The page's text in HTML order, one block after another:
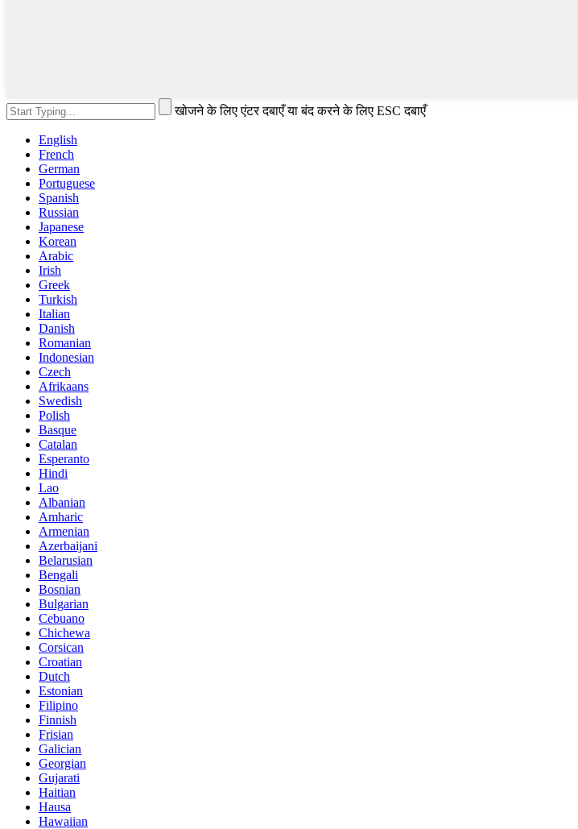
खोजने के लिए एंटर दबाएँ या बंद करने के लिए ESC दबाएँ
English
French
German
Portuguese
Spanish
Russian
Japanese
Korean
Arabic
Irish
Greek
Turkish
Italian
Danish
Romanian
Indonesian
Czech
Afrikaans
Swedish
Polish
Basque
Catalan
Esperanto
Hindi
Lao
Albanian
Amharic
Armenian
Azerbaijani
Belarusian
Bengali
Bosnian
Bulgarian
Cebuano
Chichewa
Corsican
Croatian
Dutch
Estonian
Filipino
Finnish
Frisian
Galician
Georgian
Gujarati
Haitian
Hausa
Hawaiian